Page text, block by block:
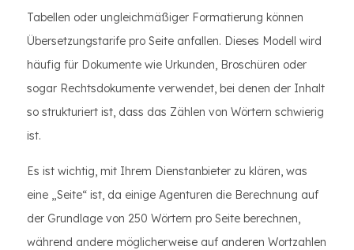
Tabellen oder ungleichmäßiger Formatierung können
Übersetzungstarife pro Seite anfallen. Dieses Modell wird
häufig für Dokumente wie Urkunden, Broschüren oder
sogar Rechtsdokumente verwendet, bei denen der Inhalt
so strukturiert ist, dass das Zählen von Wörtern schwierig
ist.
Es ist wichtig, mit Ihrem Dienstanbieter zu klären, was
eine „Seite“ ist, da einige Agenturen die Berechnung auf
der Grundlage von 250 Wörtern pro Seite berechnen,
während andere möglicherweise auf anderen Wortzahlen